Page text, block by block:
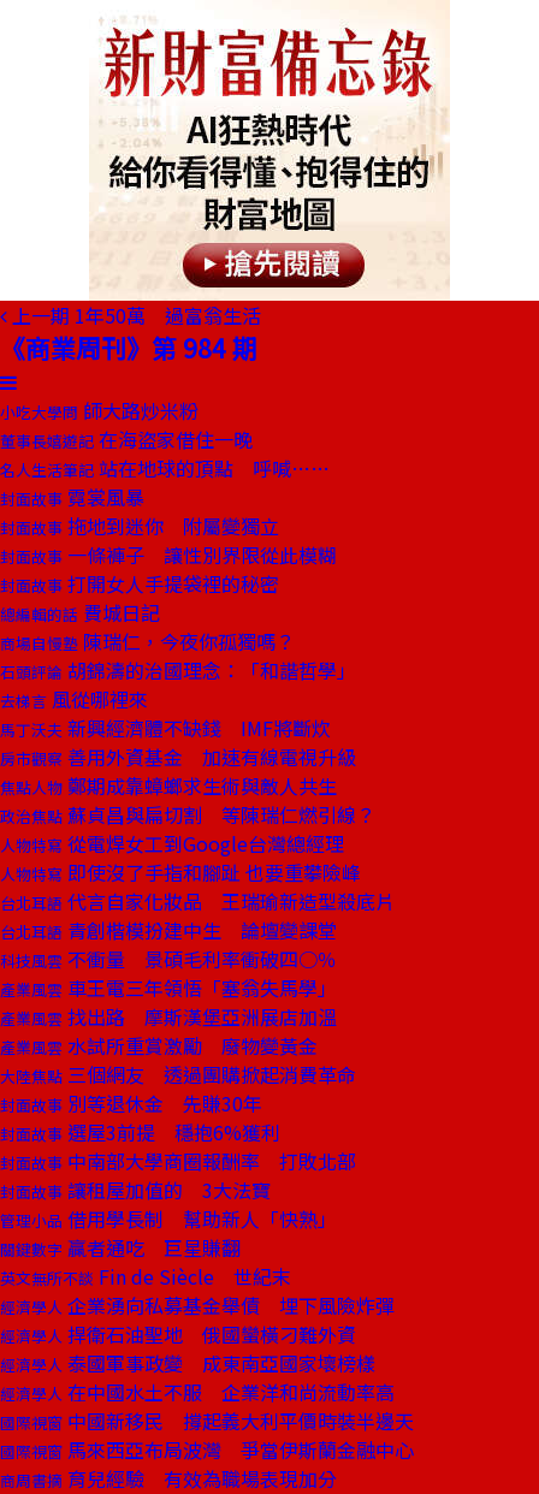
上一期 1年50萬 過富翁生活
《商業周刊》第 984 期
小吃大學問 師大路炒米粉
董事長嬉遊記 在海盜家借住一晚
名人生活筆記 站在地球的頂點 呼喊……
封面故事 霓裳風暴
封面故事 拖地到迷你 附屬變獨立
封面故事 一條褲子 讓性別界限從此模糊
封面故事 打開女人手提袋裡的秘密
總編輯的話 費城日記
商場自慢塾 陳瑞仁，今夜你孤獨嗎？
石頭評論 胡錦濤的治國理念：「和諧哲學」
去梯言 風從哪裡來
馬丁沃夫 新興經濟體不缺錢 IMF將斷炊
房市觀察 善用外資基金 加速有線電視升級
焦點人物 鄭期成靠蟑螂求生術與敵人共生
政治焦點 蘇貞昌與扁切割 等陳瑞仁燃引線？
人物特寫 從電焊女工到Google台灣總經理
人物特寫 即使沒了手指和腳趾 也要重攀險峰
台北耳語 代言自家化妝品 王瑞瑜新造型殺底片
台北耳語 青創楷模扮建中生 論壇變課堂
科技風雲 不衝量 景碩毛利率衝破四○％
產業風雲 車王電三年領悟「塞翁失馬學」
產業風雲 找出路 摩斯漢堡亞洲展店加溫
產業風雲 水試所重賞激勵 廢物變黃金
大陸焦點 三個網友 透過團購掀起消費革命
封面故事 別等退休金 先賺30年
封面故事 選屋3前提 穩抱6%獲利
封面故事 中南部大學商圈報酬率 打敗北部
封面故事 讓租屋加值的 3大法寶
管理小品 借用學長制 幫助新人「快熟」
關鍵數字 贏者通吃 巨星賺翻
英文無所不談 Fin de Siècle 世紀末
經濟學人 企業湧向私募基金舉債 埋下風險炸彈
經濟學人 捍衛石油聖地 俄國蠻橫刁難外資
經濟學人 泰國軍事政變 成東南亞國家壞榜樣
經濟學人 在中國水土不服 企業洋和尚流動率高
國際視窗 中國新移民 撐起義大利平價時裝半邊天
國際視窗 馬來西亞布局波灣 爭當伊斯蘭金融中心
商周書摘 育兒經驗 有效為職場表現加分